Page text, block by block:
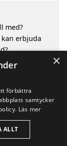
med?
erbjuda
städerna
Villkor
×
förbättra
samtycker
Läs mer
ALLT